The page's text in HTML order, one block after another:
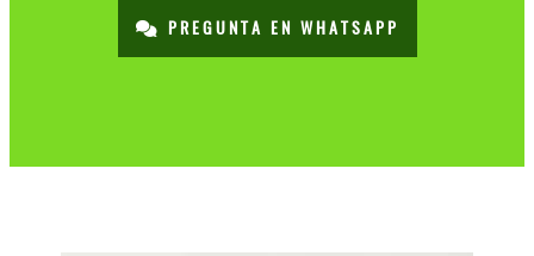
PREGUNTA EN WHATSAPP